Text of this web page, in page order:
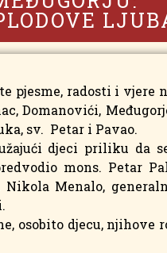
pjesme, radosti i
Domanovići,
sv. Petar i Pavao.
djeci priliku da
mons. Petar
Menalo,
osobito djecu,